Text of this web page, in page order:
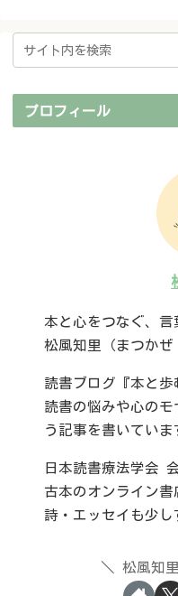
プロフィール
本と心をつなぐ、言
松風知里（まつか
読書ブログ『本と歩
読書の悩みや心の
う記事を書いていま
日本読書療法学会 会
古本のオンライン書
詩・エッセイも少し
松風知